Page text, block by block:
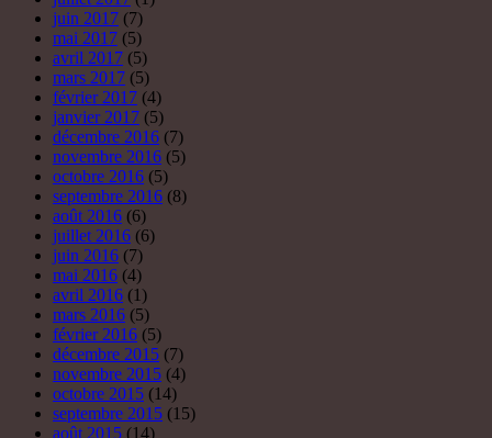
juin 2017 (7)
mai 2017 (5)
avril 2017 (5)
mars 2017 (5)
février 2017 (4)
janvier 2017 (5)
décembre 2016 (7)
novembre 2016 (5)
octobre 2016 (5)
septembre 2016 (8)
août 2016 (6)
juillet 2016 (6)
juin 2016 (7)
mai 2016 (4)
avril 2016 (1)
mars 2016 (5)
février 2016 (5)
décembre 2015 (7)
novembre 2015 (4)
octobre 2015 (14)
septembre 2015 (15)
août 2015 (14)